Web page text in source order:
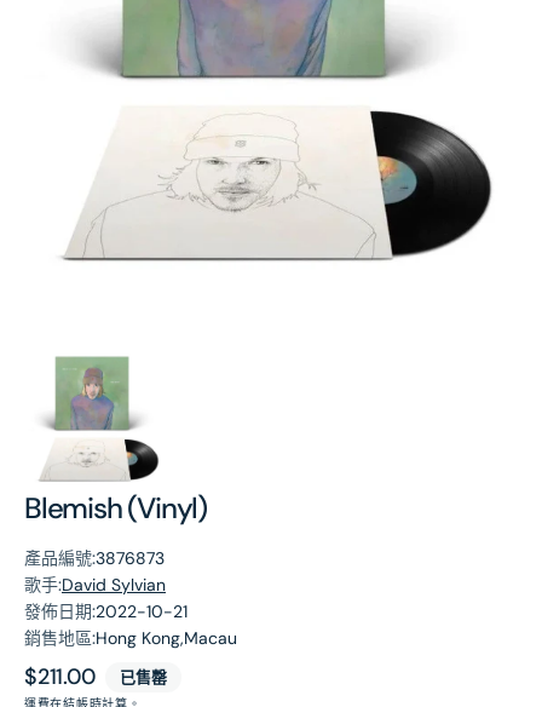
Blemish (Vinyl)
產品編號:3876873
歌手:David Sylvian
發佈日期:2022-10-21
銷售地區:Hong Kong,Macau
原
$211.00 已售罄
在
相
簿
中
開
啟
1